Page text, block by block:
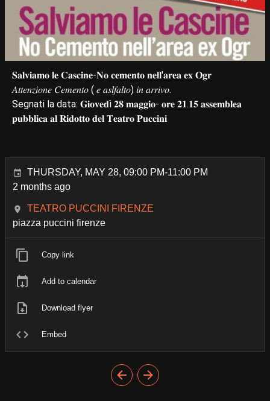
𝐒𝐚𝐥𝐯𝐢𝐚𝐦𝐨 𝐥𝐞 𝐂𝐚𝐬𝐜𝐢𝐧𝐞-𝐍𝐨 𝐜𝐞𝐦𝐞𝐧𝐭𝐨 𝐧𝐞𝐥𝐥'𝐚𝐫𝐞𝐚 𝐞𝐱 𝐎𝐠𝐫
𝐴𝑡𝑡𝑒𝑛𝑧𝑖𝑜𝑛𝑒 𝐶𝑒𝑚𝑒𝑛𝑡𝑜 ( 𝑒 𝑎𝑠𝑙𝑓𝑎𝑙𝑡𝑜) 𝑖𝑛 𝑎𝑟𝑟𝑖𝑣𝑜.
Segnati la data: 𝐆𝐢𝐨𝐯𝐞𝐝ì 𝟐𝟖 𝐦𝐚𝐠𝐠𝐢𝐨- 𝐨𝐫𝐞 𝟐𝟏.𝟏𝟓 𝐚𝐬𝐬𝐞𝐦𝐛𝐥𝐞𝐚
𝐩𝐮𝐛𝐛𝐥𝐢𝐜𝐚 𝐚𝐥 𝐑𝐢𝐝𝐨𝐭𝐭𝐨 𝐝𝐞𝐥 𝐓𝐞𝐚𝐭𝐫𝐨 𝐏𝐮𝐜𝐜𝐢𝐧𝐢
THURSDAY, MAY 28, 09:00 PM-11:00 PM
2 months ago
TEATRO PUCCINI FIRENZE
piazza puccini firenze
Copy link
Add to calendar
Download flyer
Embed